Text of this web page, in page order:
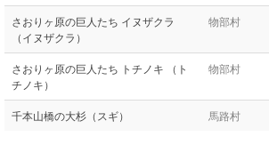
さおりヶ原の巨人たち イヌザクラ
（イヌザクラ）
物部村
さおりヶ原の巨人たち トチノキ （ト
チノキ）
物部村
千本山橋の大杉（スギ） 馬路村